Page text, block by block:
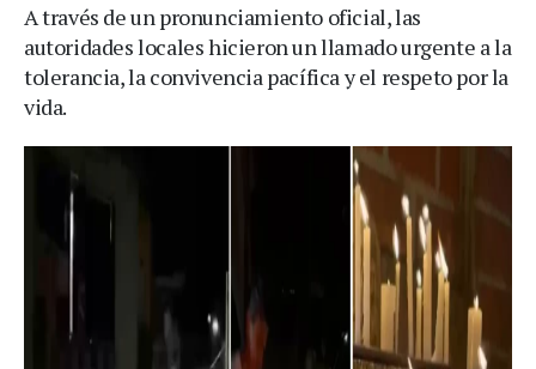
A través de un pronunciamiento oficial, las
autoridades locales hicieron un llamado urgente a la
tolerancia, la convivencia pacífica y el respeto por la
vida.